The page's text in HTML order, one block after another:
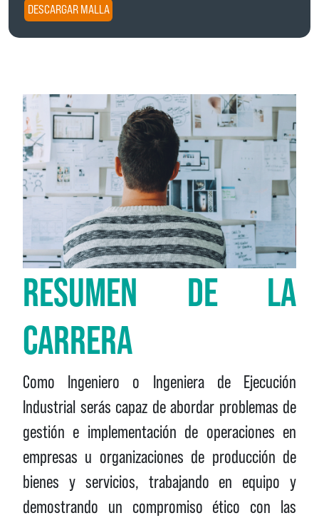
DESCARGAR MALLA
RESUMEN DE LA
CARRERA
Como Ingeniero o Ingeniera de Ejecución
Industrial serás capaz de abordar problemas de
gestión e implementación de operaciones en
empresas u organizaciones de producción de
bienes y servicios, trabajando en equipo y
demostrando un compromiso ético con las